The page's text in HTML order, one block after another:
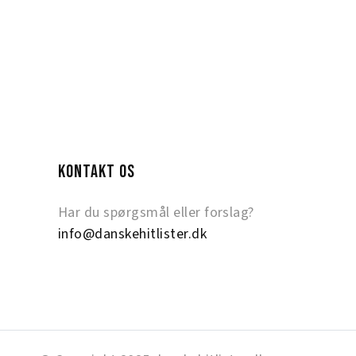
KONTAKT OS
Har du spørgsmål eller forslag?
info@danskehitlister.dk